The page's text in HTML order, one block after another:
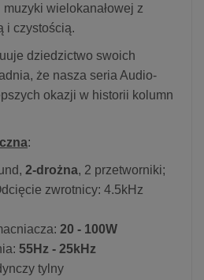
wielokanałowej z
i czystością.
dziedzictwo swoich
że nasza seria Audio-
okazji w historii kolumn
:
2-drożna, 2 przetworniki;
zwrotnicy: 4.5kHz
20 - 100W
55Hz - 25kHz
tylny